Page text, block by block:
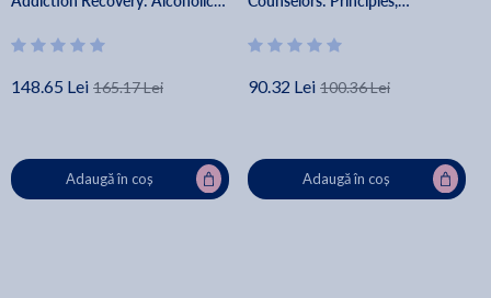
Living Sober, Fight - Safe Haven
148.65 Lei 165.17 Lei
Adaugă în coș
Licensing, Certification and Re-
Ph. D.
90.32 Lei 100.36 Lei
Adaugă în coș